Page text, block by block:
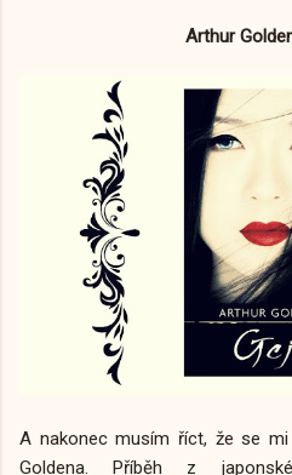
Arthur
A nakonec musím říct, že se
Goldena. Příběh z